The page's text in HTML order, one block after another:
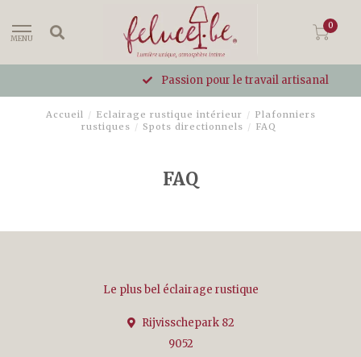
MENU
0
Passion pour le travail artisanal
Accueil / Eclairage rustique intérieur / Plafonniers
rustiques / Spots directionnels / FAQ
FAQ
Le plus bel éclairage rustique
Rijvisschepark 82
9052